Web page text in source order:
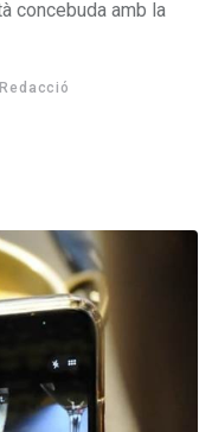
concebuda amb la
Redacció